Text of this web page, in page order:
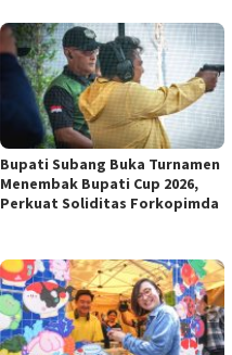
Bupati Subang Buka Turnamen
Menembak Bupati Cup 2026,
Perkuat Soliditas Forkopimda